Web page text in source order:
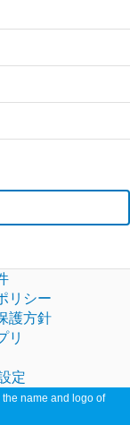
リシー
護方針
リ
定
name and logo of